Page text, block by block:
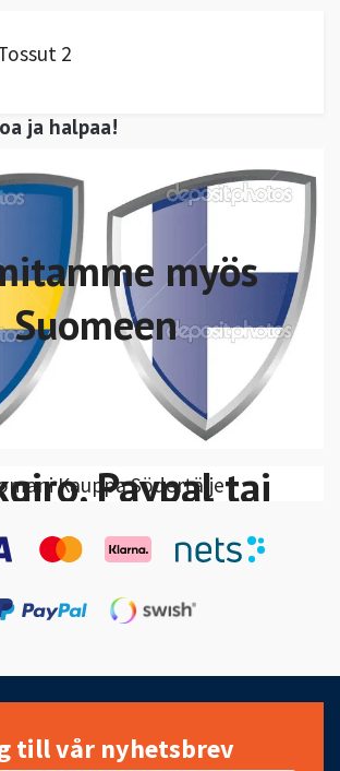
ja halpaa!
myös
Suomeen
Swish,
MasterCard
Paypal tai
Lasku-Maksa
kuluessa
2
till vår nyhetsbrev